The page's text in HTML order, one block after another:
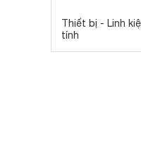
Thiết bị - Linh
tính